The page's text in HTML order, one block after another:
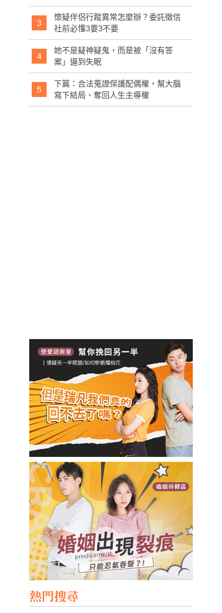
3
懷疑伴侶行蹤異常怎麼辦？委託徵信
社前必懂3要3不要
4
她不是疑神疑鬼，而是被「沒有答
案」逼到失眠
5
下篇：合法蒐證保護配偶權，幫大腦
寫下結局、奪回人生主導權
熱門搜尋